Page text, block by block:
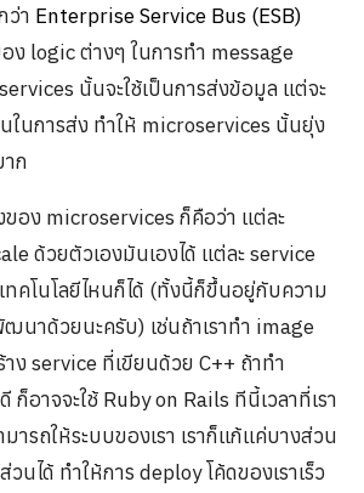
ว่า Enterprise Service Bus (ESB)
ง logic ต่างๆ ในการทำ message
นั้นจะใช้เป็นการส่งข้อมูล แต่จะ
ในการส่ง ทำให้ microservices นั้นยุ่ง
ก
ของ microservices ก็คือว่า แต่ละ
ด้วยตัวเองมันเองได้ แต่ละ service
คโนโลยีไหนก็ได้ (ทั้งนี้ก็ขึ้นอยู่กับความ
นาด้วยนะครับ) เช่นถ้าเราทำ image
ง service ที่เขียนด้วย C++ ถ้าทำ
ดี ก็อาจจะใช้ Ruby on Rails ทีนี้เวลาที่เรา
ารถให้ระบบของเรา เราก็แก้แค่บางส่วน
นได้ ทำให้การ deploy โค้ดของเราเร็ว